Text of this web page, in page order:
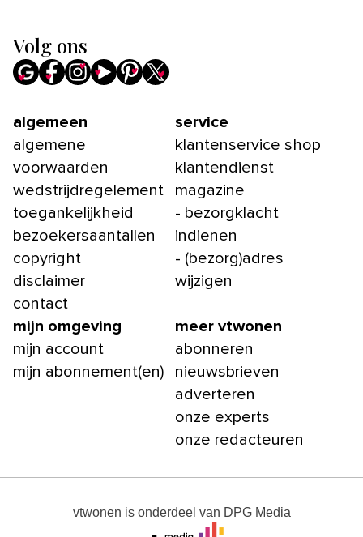
Volg ons
algemeen
algemene
voorwaarden
wedstrijdregelement
toegankelijkheid
bezoekersaantallen
copyright
disclaimer
contact
service
klantenservice shop
klantendienst
magazine
- bezorgklacht
indienen
- (bezorg)adres
wijzigen
mijn omgeving
mijn account
mijn abonnement(en)
meer vtwonen
abonneren
nieuwsbrieven
adverteren
onze experts
onze redacteuren
vtwonen is onderdeel van DPG Media